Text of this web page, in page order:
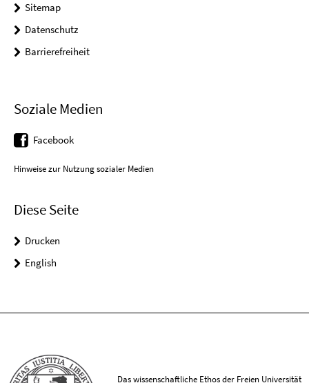
Sitemap
Datenschutz
Barrierefreiheit
Soziale Medien
Facebook
Hinweise zur Nutzung sozialer Medien
Diese Seite
Drucken
English
Das wissenschaftliche Ethos der Freien Universität